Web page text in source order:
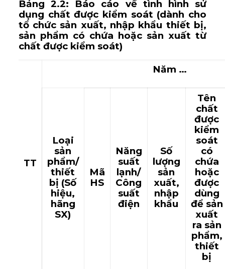
Bảng 2.2: Báo cáo về tình hình sử
dụng chất được kiểm soát (dành cho
tổ chức sản xuất, nhập khẩu thiết bị,
sản phẩm có chứa hoặc sản xuất từ
chất được kiểm soát)
TT
Năm …
Loại
sản
phẩm/
thiết
bị (Số
hiệu,
hãng
SX)
Mã
HS
Năng
suất
lạnh/
Công
suất
điện
Số
lượng
sản
xuất,
nhập
khẩu
Tên
chất
được
kiểm
soát
có
chứa
hoặc
được
dùng
để sản
xuất
ra sản
phẩm,
thiết
bị